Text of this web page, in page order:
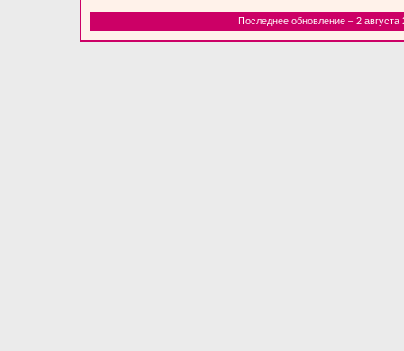
Последнее обновление – 2 августа